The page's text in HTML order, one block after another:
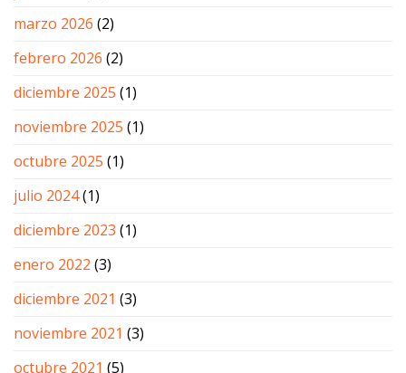
marzo 2026 (2)
febrero 2026 (2)
diciembre 2025 (1)
noviembre 2025 (1)
octubre 2025 (1)
julio 2024(1)
diciembre 2023 (1)
enero 2022 (3)
diciembre 2021 (3)
noviembre 2021 (3)
octubre 2021 (5)